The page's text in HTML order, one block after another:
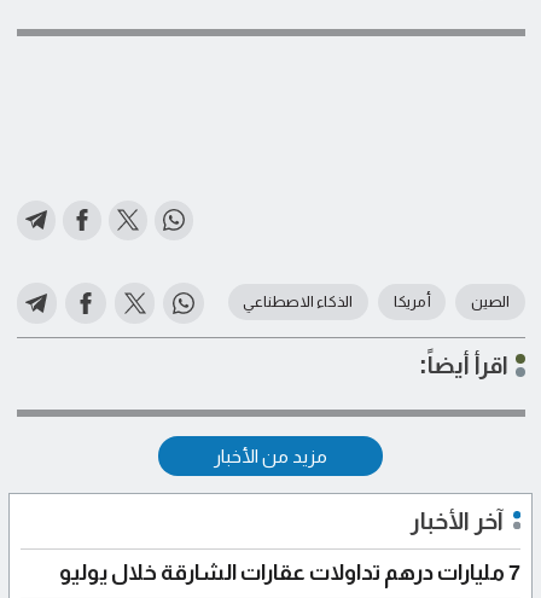
الصين أمريكا الذكاء الاصطناعي
اقرأ أيضاً:
مزيد من الأخبار
آخر الأخبار
7 مليارات درهم تداولات عقارات الشارقة خلال يوليو